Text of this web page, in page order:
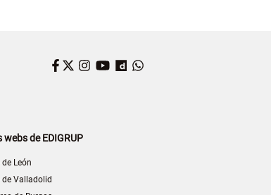
Facebook
Twitter
Instagram
YouTube
Dailymotion
webs de EDIGRUP
León
de Valladolid